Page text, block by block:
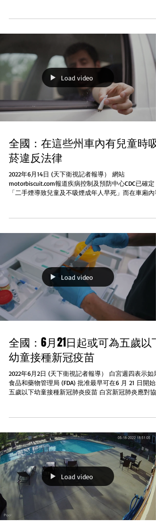
Load video
全國：在這些州車內有兒童時吸
菸違反法律
2022年6月14日 (天下衛視記者報導） 網站
motorbiscuit.com報道疾病控制及預防中心CDC已確定
「二手煙導致兒童及不吸煙成年人早死」而在車廂內
邦政府則沒有通...
Load video
全國：6月21日起或可為五歲以下
幼童接種新冠疫苗
2022年6月2日 (天下衛視記者報導） 白宮週四表示如果
食品和藥物管理局 (FDA) 批准最早可在6 月 21 日開始
五歲以下幼童接種新冠肺炎疫苗 白宮新冠肺炎應對協
Load video